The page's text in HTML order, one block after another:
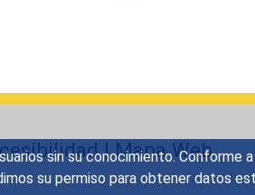
sin su conocimiento. Conforme
su permiso para obtener datos
|Mapa Web